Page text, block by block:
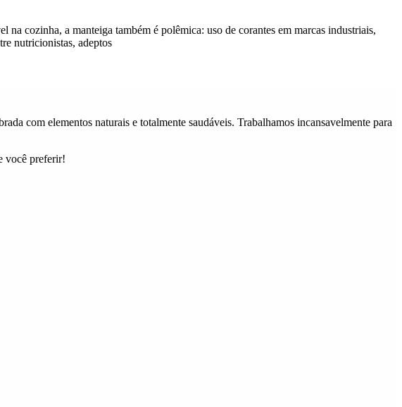
cozinha, a manteiga também é polêmica: uso de corantes em marcas industriais,
nutricionistas, adeptos
com elementos naturais e totalmente saudáveis. Trabalhamos incansavelmente para
você preferir!